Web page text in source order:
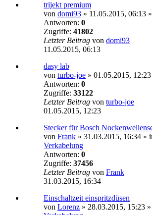
trijekt premium
von domi93 » 11.05.2015, 06:13
Antworten: 0
Zugriffe: 41802
Letzter Beitrag von domi93
11.05.2015, 06:13
dasy lab
von turbo-joe » 01.05.2015, 12:23
Antworten: 0
Zugriffe: 33122
Letzter Beitrag von turbo-joe
01.05.2015, 12:23
Stecker für Bosch
von Frank » 31.03.2015, 16:34 »
Verkabelung
Antworten: 0
Zugriffe: 37456
Letzter Beitrag von Frank
31.03.2015, 16:34
Einschaltzeit einspritzdüsen
von Lorenz » 28.03.2015, 15:23